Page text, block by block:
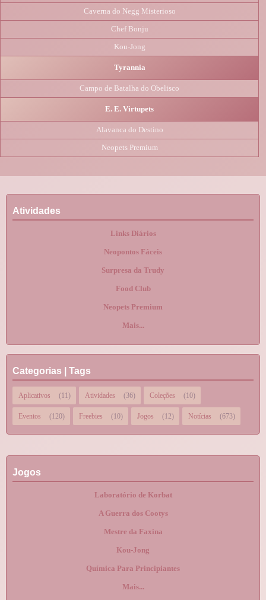
Caverna do Negg Misterioso
Chef Bonju
Kou-Jong
Tyrannia
Campo de Batalha do Obelisco
E. E. Virtupets
Alavanca do Destino
Neopets Premium
Atividades
Links Diários
Neopontos Fáceis
Surpresa da Trudy
Food Club
Neopets Premium
Mais...
Categorias | Tags
Aplicativos (11) Atividades (36) Coleções (10)
Eventos (120) Freebies (10) Jogos (12) Notícias (673)
Jogos
Laboratório de Korbat
A Guerra dos Cootys
Mestre da Faxina
Kou-Jong
Química Para Principiantes
Mais...